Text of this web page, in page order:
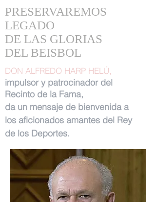
PRESERVAREMOS
LEGADO
DE LAS GLORIAS
DEL BEISBOL
DON ALFREDO HARP HELÚ,
impulsor y patrocinador del
Recinto de la Fama,
da un mensaje de bienvenida a
los aficionados amantes del Rey
de los Deportes.